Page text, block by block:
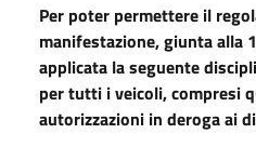
Per poter permettere il
manifestazione, giunta alla
applicata la seguente
per tutti i veicoli, compresi
autorizzazioni in deroga ai